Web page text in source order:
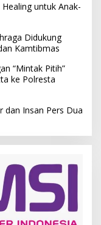
untuk Anak-
Didukung
Kamtibmas
“Mintak Pitih”
ke Polresta
dan Insan Pers Dua